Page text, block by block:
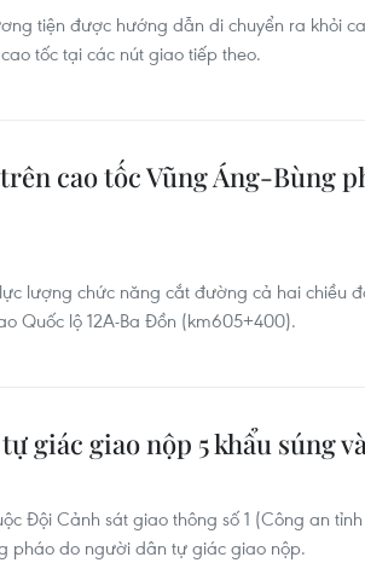
tiện được hướng dẫn di chuyển ra khỏi
tốc tại các nút giao tiếp theo.
cao tốc Vũng Áng-Bùng
lượng chức năng cắt đường cả hai chiều
Quốc lộ 12A-Ba Đồn (km605+400).
giác giao nộp 5 khẩu súng
Đội Cảnh sát giao thông số 1 (Công an
pháo do người dân tự giác giao nộp.